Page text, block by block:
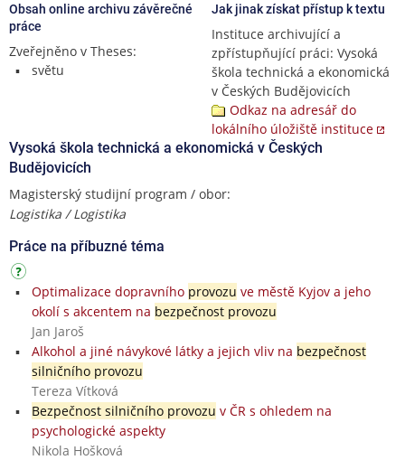
Obsah online archivu závěrečné
práce
Zveřejněno v Theses:
světu
Jak jinak získat přístup k textu
Instituce archivující a
zpřístupňující práci: Vysoká
škola technická a ekonomická
v Českých Budějovicích
Odkaz na adresář do
lokálního úložiště instituce
Vysoká škola technická a ekonomická v Českých
Budějovicích
Magisterský studijní program / obor:
Logistika / Logistika
Práce na příbuzné téma
Optimalizace dopravního provozu ve městě Kyjov a jeho
okolí s akcentem na bezpečnost provozu
Jan Jaroš
Alkohol a jiné návykové látky a jejich vliv na bezpečnost
silničního provozu
Tereza Vítková
Bezpečnost silničního provozu v ČR s ohledem na
psychologické aspekty
Nikola Hošková